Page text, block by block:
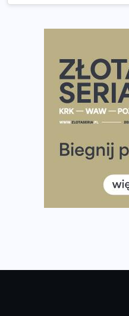
wybiera wyzwanie trzech
Praska 5k Run
Największy Bieg
Ponad 12 tysięcy
Tętno vs tempo – czym
Co ma dużo białka?
Rozbiegany Olsztyn
Już w tę sobotę 35. Bieg
Wystartuje rekordowa